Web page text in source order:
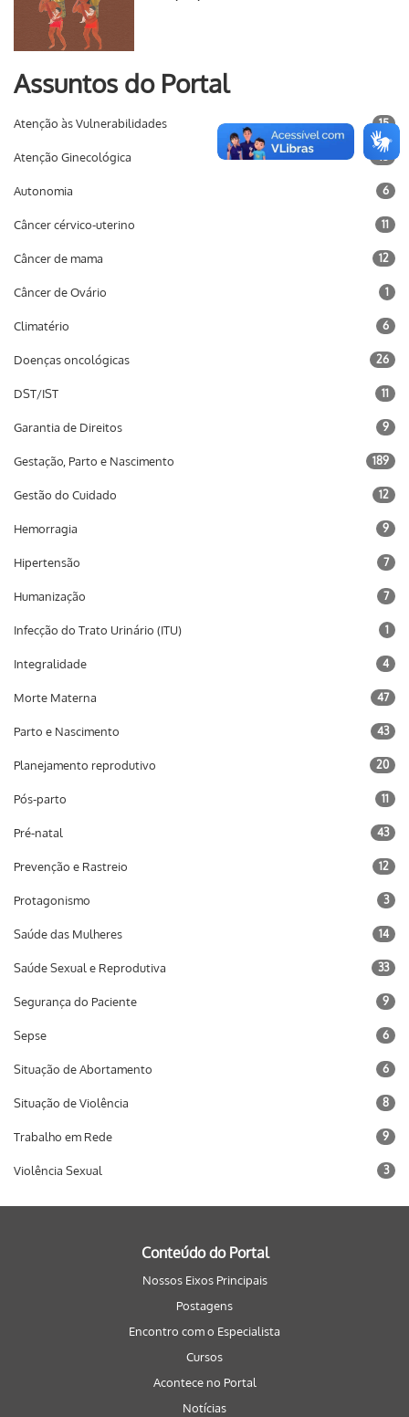
Assuntos do Portal
Atenção às Vulnerabilidades 15
Atenção Ginecológica 45
Autonomia 6
Câncer cérvico-uterino 11
Câncer de mama 12
Câncer de Ovário 1
Climatério 6
Doenças oncológicas 26
DST/IST 11
Garantia de Direitos 9
Gestação, Parto e Nascimento 189
Gestão do Cuidado 12
Hemorragia 9
Hipertensão 7
Humanização 7
Infecção do Trato Urinário (ITU) 1
Integralidade 4
Morte Materna 47
Parto e Nascimento 43
Planejamento reprodutivo 20
Pós-parto 11
Pré-natal 43
Prevenção e Rastreio 12
Protagonismo 3
Saúde das Mulheres 14
Saúde Sexual e Reprodutiva 33
Segurança do Paciente 9
Sepse 6
Situação de Abortamento 6
Situação de Violência 8
Trabalho em Rede 9
Violência Sexual 3
Conteúdo do Portal
Nossos Eixos Principais
Postagens
Encontro com o Especialista
Cursos
Acontece no Portal
Notícias